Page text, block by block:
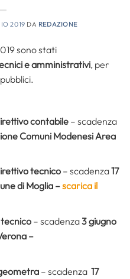
2019 DA REDAZIONE
sono stati
e amministrativi, per
contabile– scadenza
Comuni Modenesi Area
tecnico– scadenza17
di Moglia –scarica il
– scadenza3 giugno
–
– scadenza 17